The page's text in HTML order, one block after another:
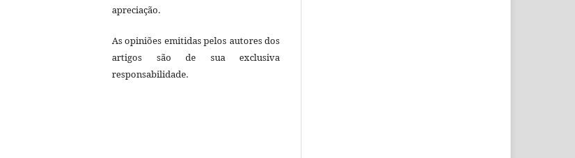
apreciação.
As opiniões emitidas pelos autores dos
artigos são de sua exclusiva
responsabilidade.